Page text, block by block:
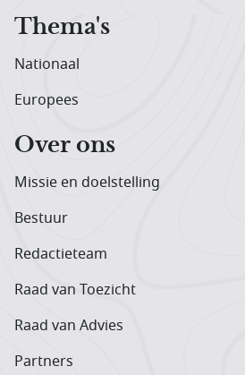
Thema's
Nationaal
Europees
Over ons
Missie en doelstelling
Bestuur
Redactieteam
Raad van Toezicht
Raad van Advies
Partners